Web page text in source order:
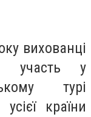
вихованці
участь у
турі
країни